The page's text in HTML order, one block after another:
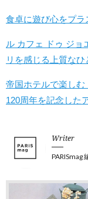
食卓に遊び心をプラ
ル カフェ ドゥ ジョ
リを感じる上質な
帝国ホテルで楽し
120周年を記念した
Writer
PARISmag